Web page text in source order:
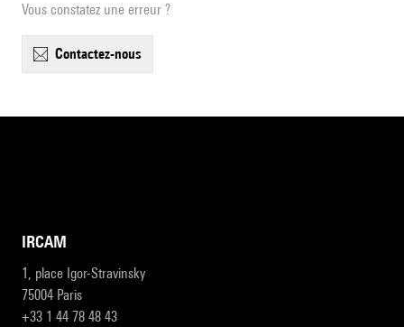
Vous constatez une erreur ?
contactez-nous
IRCAM
1, place Igor-Stravinsky
75004 Paris
+33 1 44 78 48 43